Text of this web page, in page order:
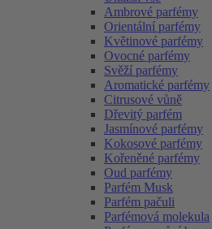
Ambrové parfémy
Orientální parfémy
Květinové parfémy
Ovocné parfémy
Svěží parfémy
Aromatické parfémy
Citrusové vůně
Dřevitý parfém
Jasmínové parfémy
Kokosové parfémy
Kořeněné parfémy
Oud parfémy
Parfém Musk
Parfém pačuli
Parfémová molekula